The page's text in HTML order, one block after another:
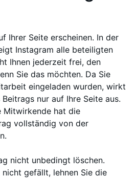
Ihrer Seite erscheinen. In der
Instagram alle beteiligten
Ihnen jederzeit frei, den
Sie das möchten. Da Sie
eingeladen wurden, wirkt
nur auf Ihre Seite aus.
Mitwirkende hat die
vollständig von der
nicht unbedingt löschen.
nicht gefällt, lehnen Sie die